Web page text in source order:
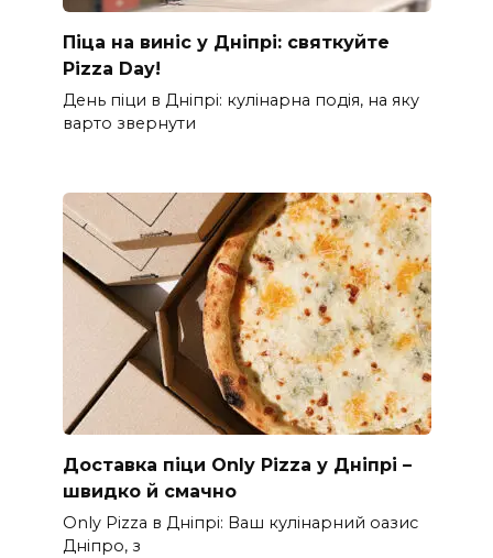
Піца на виніс у Дніпрі: святкуйте
Pizza Day!
День піци в Дніпрі: кулінарна подія, на яку
варто звернути
Доставка піци Only Pizza у Дніпрі –
швидко й смачно
Only Pizza в Дніпрі: Ваш кулінарний оазис
Дніпро, з